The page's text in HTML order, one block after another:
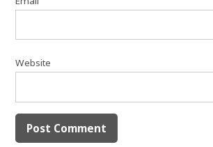
Website